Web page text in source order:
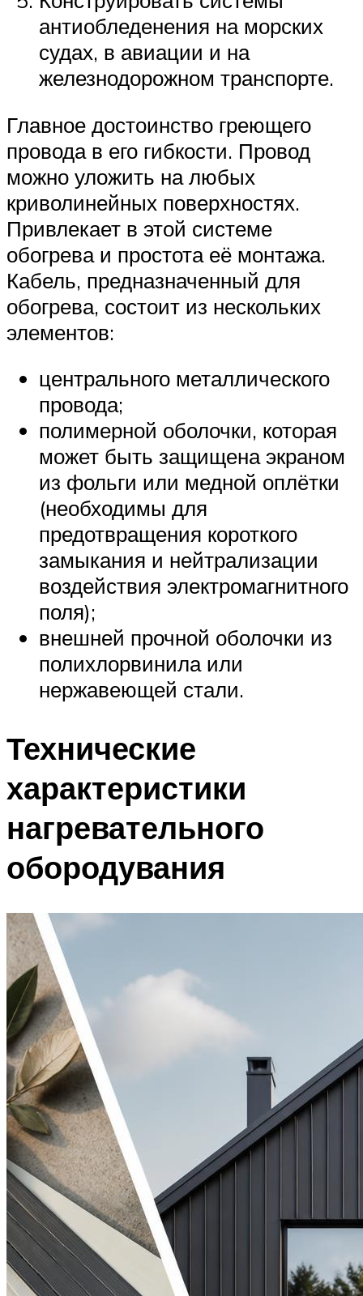
антиобледенения на морских
судах, в авиации и на
железнодорожном транспорте.
Главное достоинство греющего
провода в его гибкости. Провод
можно уложить на любых
криволинейных поверхностях.
Привлекает в этой системе
обогрева и простота её монтажа.
Кабель, предназначенный для
обогрева, состоит из нескольких
элементов:
центрального металлического
провода;
полимерной оболочки, которая
может быть защищена экраном
из фольги или медной оплётки
(необходимы для
предотвращения короткого
замыкания и нейтрализации
воздействия электромагнитного
поля);
внешней прочной оболочки из
полихлорвинила или
нержавеющей стали.
Технические
характеристики
нагревательного
обородувания